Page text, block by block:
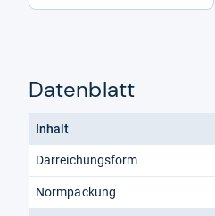
Datenblatt
Inhalt
Darreichungsform
Normpackung